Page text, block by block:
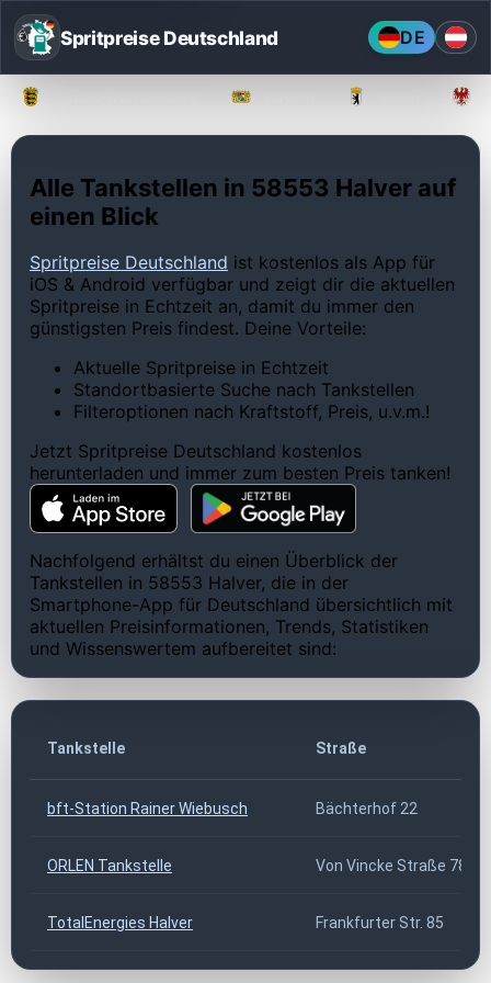
Spritpreise Deutschland DE
Alle Tankstellen in 58553 Halver auf
einen Blick
Spritpreise Deutschland ist kostenlos als App für
iOS & Android verfügbar und zeigt dir die aktuellen
Spritpreise in Echtzeit an, damit du immer den
günstigsten Preis findest. Deine Vorteile:
Aktuelle Spritpreise in Echtzeit
Standortbasierte Suche nach Tankstellen
Filteroptionen nach Kraftstoff, Preis, u.v.m.!
Jetzt Spritpreise Deutschland kostenlos
herunterladen und immer zum besten Preis tanken!
Nachfolgend erhältst du einen Überblick der
Tankstellen in 58553 Halver, die in der
Smartphone-App für Deutschland übersichtlich mit
aktuellen Preisinformationen, Trends, Statistiken
und Wissenswertem aufbereitet sind:
Tankstelle Straße
bft-Station Rainer Wiebusch Bächterhof 22
ORLEN Tankstelle Von Vincke Straße 78
TotalEnergies Halver Frankfurter Str. 85